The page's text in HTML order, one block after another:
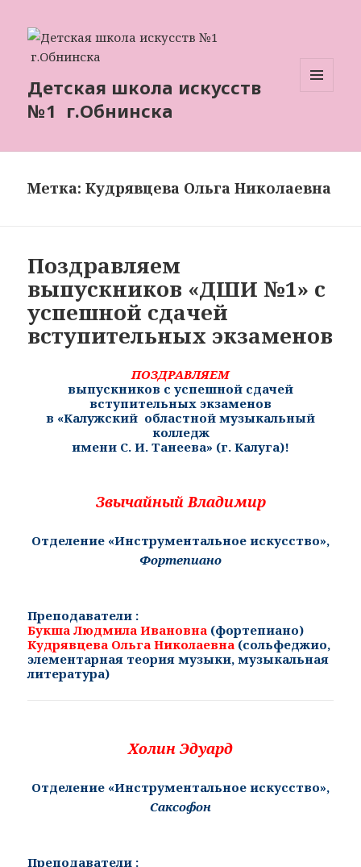
Детская школа искусств
№1 г.Обнинска
Метка: Кудрявцева Ольга Николаевна
Поздравляем
выпускников «ДШИ №1» с
успешной сдачей
вступительных экзаменов
ПОЗДРАВЛЯЕМ
выпускников с успешной сдачей
вступительных экзаменов
в «Калужский областной музыкальный
колледж
имени С. И. Танеева» (г. Калуга)!
Звычайный Владимир
Отделение «Инструментальное искусство»,
Фортепиано
Преподаватели :
Букша Людмила Ивановна (фортепиано)
Кудрявцева Ольга Николаевна (сольфеджио,
элементарная теория музыки, музыкальная
литература)
Холин Эдуард
Отделение «Инструментальное искусство»,
Саксофон
Преподаватели :